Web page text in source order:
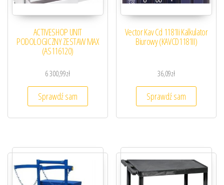
ACTIVESHOP UNIT
PODOLOGICZNY ZESTAW MAX
(AS116120)
6 300,99zł
Sprawdź sam
Vector Kav Cd 1181Ii Kalkulator
Biurowy (KAVCD1181II)
36,09zł
Sprawdź sam